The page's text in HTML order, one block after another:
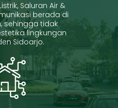
Saluran Air &
berada di
sehingga tidak
lingkungan
Sidoarjo.